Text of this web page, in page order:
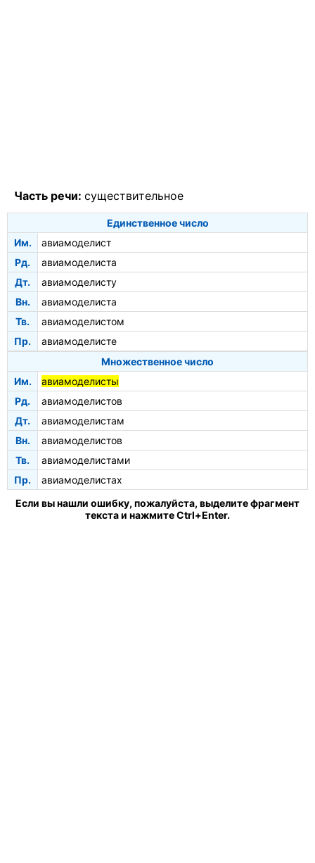
Часть речи: существительное
Единственное число
Им.
авиамоделист
Рд.
авиамоделиста
Дт.
авиамоделисту
Вн.
авиамоделиста
Тв.
авиамоделистом
Пр.
авиамоделисте
Множественное число
Им.
авиамоделисты
Рд.
авиамоделистов
Дт.
авиамоделистам
Вн.
авиамоделистов
Тв.
авиамоделистами
Пр.
авиамоделистах
Если вы нашли ошибку, пожалуйста, выделите фрагмент
текста и нажмите Ctrl+Enter.